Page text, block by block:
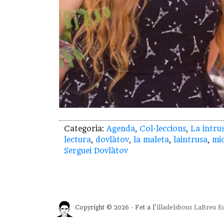
Categoria: Agenda, Col·leccions, La
lectura, dovlàtov, la maleta, laintrusa,
Serguei Dovlàtov
Copyright © 2026 · Fet a l'illadelsbous LaBreu